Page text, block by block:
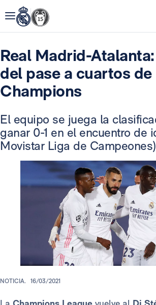
Real Madrid-
del pase a cuartos de
Champions
El equipo se juega la
ganar 0-1 en el encuentro de
Movistar Liga de
NOTICIA. 16/03/2021